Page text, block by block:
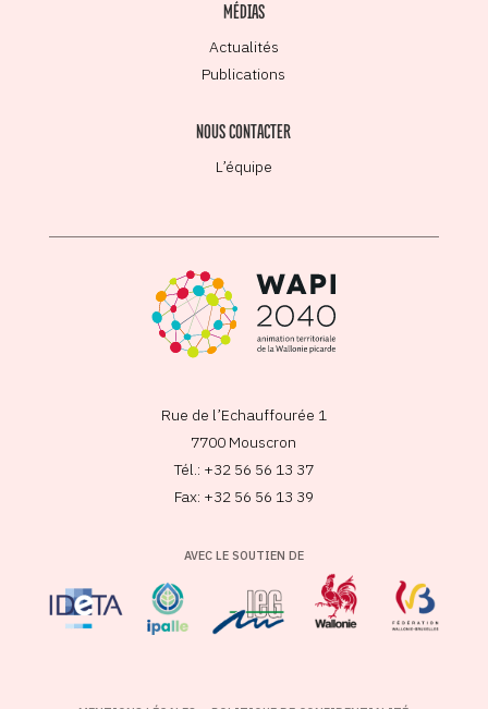
MÉDIAS
Actualités
Publications
NOUS CONTACTER
L’équipe
Rue de l’Echauffourée 1
7700 Mouscron
Tél.: +32 56 56 13 37
Fax: +32 56 56 13 39
AVEC LE SOUTIEN DE